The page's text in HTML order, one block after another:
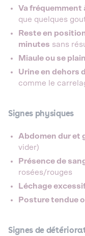
Va fréquemment
que quelques
Reste en
minutes sans
Miaule ou se
Urine en dehors
comme le
Signes physiques
Abdomen dur et
vider)
Présence de
rosées/rouges
Léchage
Posture tendue
Signes de